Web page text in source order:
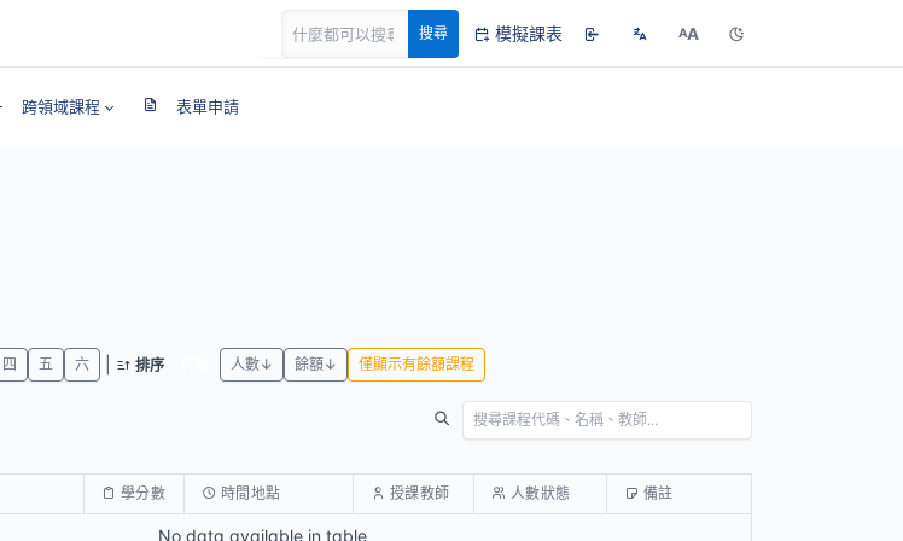
搜尋 模擬課表 AA
跨領域課程 表單申請
四 五 六 排序 人數↓ 餘額↓ 僅顯示有餘額課程
學分數 時間地點 授課教師 人數狀態 備註
No data available in table